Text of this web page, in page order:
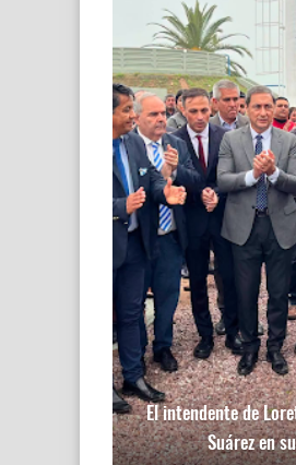
El intendente de
Suárez en